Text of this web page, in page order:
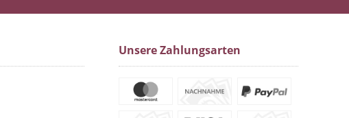
Unsere Zahlungsarten